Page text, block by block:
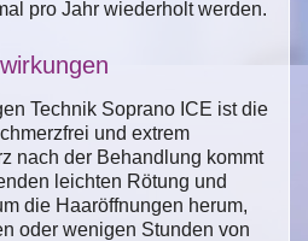
pro Jahr wiederholt werden.
Technik Soprano ICE ist die
und extrem
nach der Behandlung kommt
leichten Rötung und
die Haaröffnungen herum,
oder wenigen Stunden von